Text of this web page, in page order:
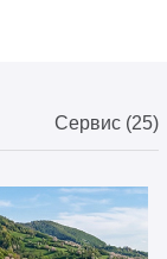
Сервис (25)